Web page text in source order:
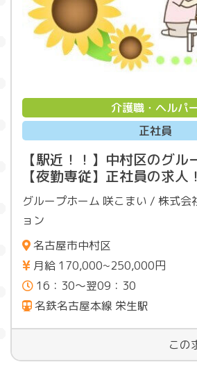
介護職・ヘルパ
正社員
【駅近！！】中村区のグル
【夜勤専従】正社員の求人
グループホーム 咲こまい / 株式会
ョン
名古屋市中村区
月給 170,000~250,000円
16：30～翌09：30
名鉄名古屋本線 栄生駅
この